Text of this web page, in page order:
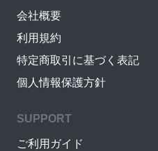
会社概要
利用規約
特定商取引に基づく表記
個人情報保護方針
SUPPORT
ご利用ガイド